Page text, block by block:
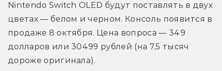
Nintendo Switch OLED будут поставлять в двух
цветах — белом и черном. Консоль появится в
продаже 8 октября. Цена вопроса — 349
долларов или 30499 рублей (на 7,5 тысяч
дороже оригинала).